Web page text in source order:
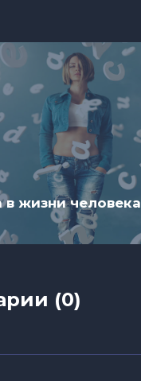
в жизни человека
(0)